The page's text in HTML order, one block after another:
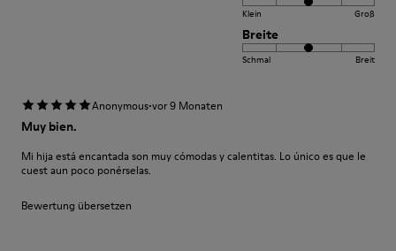
Klein Groß
Breite
Schmal Breit
Anonymous·vor 9 Monaten
Muy bien.
Mi hija está encantada son muy cómodas y calentitas. Lo único es que le
cuest aun poco ponérselas.
Bewertung übersetzen